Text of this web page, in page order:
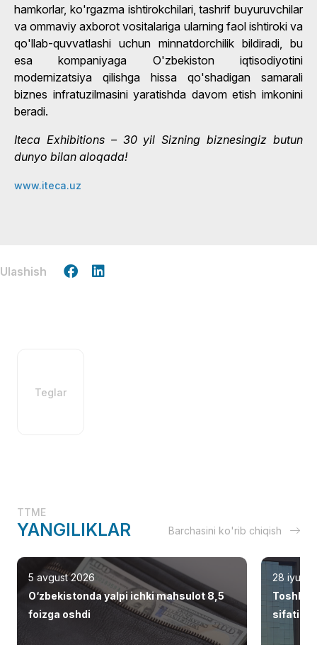
hamkorlar, ko'rgazma ishtirokchilari, tashrif buyuruvchilar
va ommaviy axborot vositalariga ularning faol ishtiroki va
qo'llab-quvvatlashi uchun minnatdorchilik bildiradi, bu
esa kompaniyaga O'zbekiston iqtisodiyotini
modernizatsiya qilishga hissa qo'shadigan samarali
biznes infratuzilmasini yaratishda davom etish imkonini
beradi.
Iteca Exhibitions – 30 yil Sizning biznesingiz butun
dunyo bilan aloqada!
www.iteca.uz
Ulashish
Teglar
TTME
YANGILIKLAR Barchasini ko'rib chiqish
5 avgust 2026
O‘zbekistonda yalpi ichki mahsulot 8,5
foizga oshdi
28 iyul